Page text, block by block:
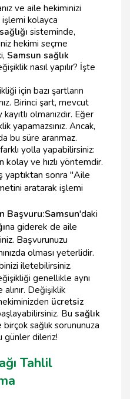
ve aile hekiminizi
kolayca
sisteminde,
hekimi seçme
Samsun sağlık
nasıl yapılır? İşte
için bazı şartların
Birinci şart, mevcut
olmanızdır. Eğer
yapamazsınız. Ancak,
bu süre aranmaz.
yolla yapabilirsiniz:
kolay ve hızlı yöntemdir.
sonra "Aile
aratarak işlemi
Başvuru:Samsun'daki
na giderek de aile
Başvurunuzu
olması yeterlidir.
iletebilirsiniz.
genellikle aynı
Değişiklik
ücretsiz
Bu sağlık
sağlık sorununuza
günler dileriz!
Tahlil